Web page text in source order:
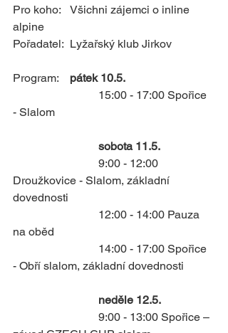
Pro koho: 	Všichni zájemci o inline
alpine
Pořadatel: 	Lyžařský klub Jirkov
pátek 10.5.
- Slalom
sobota 11.5.
Droužkovice - Slalom, základní
dovednosti
na oběd
- Obří slalom, základní dovednosti
neděle 12.5.